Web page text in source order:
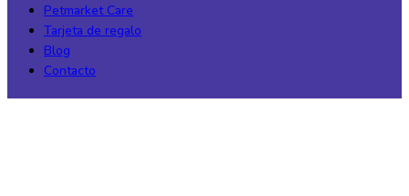
Petmarket Care
Tarjeta de regalo
Blog
Contacto